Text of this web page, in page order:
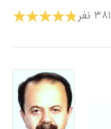
۳۸۱ نفر